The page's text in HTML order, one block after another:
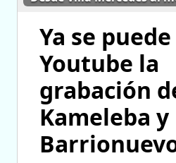
Ya se
Youtube la
grabación
Kameleba y